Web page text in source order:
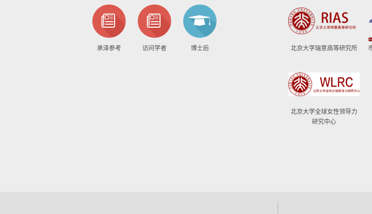
承泽参考 访问学者 博士后 北京大学瑞意高等研究所
北京大学全球女性领导力
研究中心